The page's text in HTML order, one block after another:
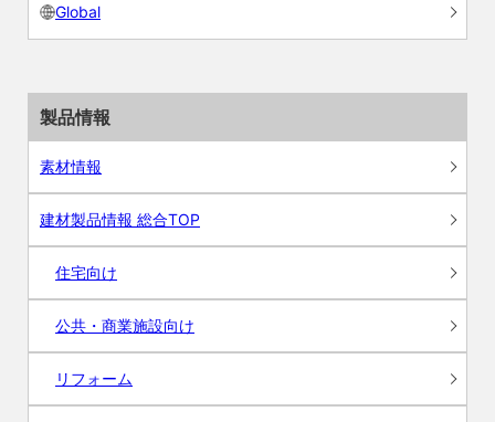
Global
製品情報
素材情報
建材製品情報 総合TOP
住宅向け
公共・商業施設向け
リフォーム